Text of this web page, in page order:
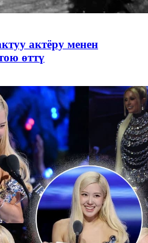
актёру менен
өттү